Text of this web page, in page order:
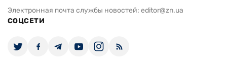
Электронная почта службы новостей: editor@zn.ua
СОЦСЕТИ